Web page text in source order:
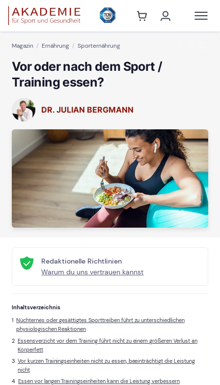
Magazin Ernährung Sporternährung
Vor oder nach dem Sport /
Training essen?
DR. JULIAN BERGMANN
Redaktionelle Richtlinien
Warum du uns vertrauen kannst
Inhaltsverzeichnis
Nüchternes oder gesättigtes Sporttreiben führt zu unterschiedlichen
physiologischen Reaktionen
Essensverzicht vor dem Training führt nicht zu einem größeren Verlust an
Körperfett
Vor kurzen Trainingseinheiten nicht zu essen, beeinträchtigt die Leistung
nicht
Essen vor langen Trainingseinheiten kann die Leistung verbessern